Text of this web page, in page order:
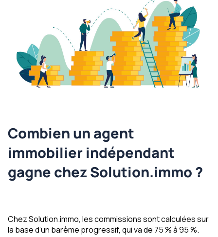
Combien un agent
immobilier indépendant
gagne chez Solution.immo ?
Chez Solution.immo, les commissions sont calculées sur
la base d’un barème progressif, qui va de 75 % à 95 %.